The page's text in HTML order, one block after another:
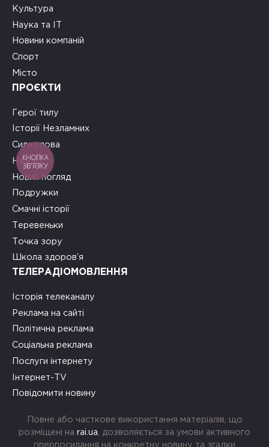
Культура
Наука та ІТ
Новини компаній
Спорт
Місто
ПРОЄКТИ
Герої тилу
Історії Незламних
Сила слова
На часі
Новий погляд
Подружки
Смачні історії
Теревеньки
Точка зору
Школа здоров’я
ТЕЛЕРАДІОМОВЛЕННЯ
Історія телеканалу
Реклама на сайті
Політична реклама
Соціальна реклама
Послуги інтернету
Інтернет-TV
Повідомити новину
Повне або часткове використання матеріалів, що
розміщені на rai.ua , дозволяється за умови активного
гіперпосилання на конкретну новину та згадки
КНОПКА
ЗВ'ЯЗКУ